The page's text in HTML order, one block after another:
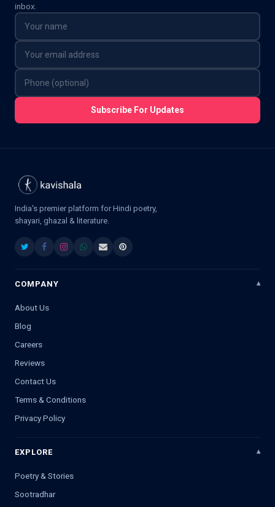
inbox.
Subscribe For Updates
India's premier platform for Hindi poetry,
shayari, ghazal & literature.
COMPANY
About Us
Blog
Careers
Reviews
Contact Us
Terms & Conditions
Privacy Policy
EXPLORE
Poetry & Stories
Sootradhar